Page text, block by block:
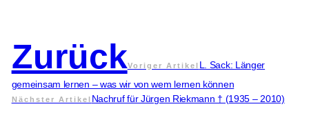
ZurückVoriger Artikel L. Sack: Länger
gemeinsam lernen – was wir von wem lernen können
Nächster Artikel Nachruf für Jürgen Riekmann † (1935 – 2010)